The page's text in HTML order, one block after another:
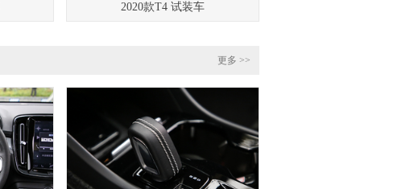
2020款T4 试装车
更多 >>